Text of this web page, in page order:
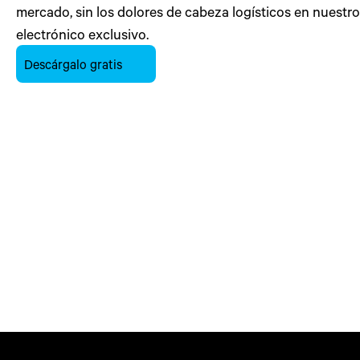
mercado, sin los dolores de cabeza logísticosen
electrónico exclusivo.
Descárgalo gratis